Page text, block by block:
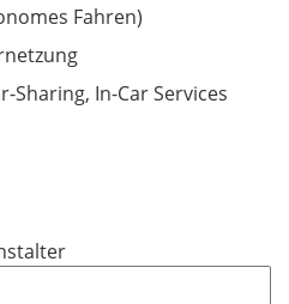
Fahren)
Sharing, In-Car Services